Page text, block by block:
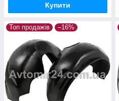
Купити
Топ продажів –16%